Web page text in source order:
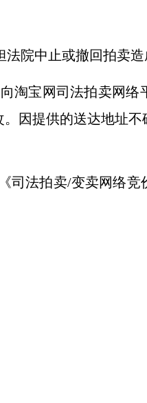
院中止或撤回拍卖造
淘宝网司法拍卖网络
因提供的送达地址
司法拍卖/变卖网络竞